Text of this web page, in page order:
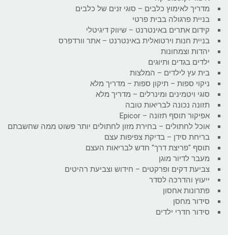
מדריך לאימוץ כלבים – סוגי זנים של כלבים
בניית פרגולה בבית פרטי
קידום אתרים באינטרנט – שיווק דיגיטלי
בניית חנות וירטואלית באינטרנט – אתר וורדפרס
יהדות וצמחונות
ילדים בגדים ותיוגים
בית עץ לילדים – המלצות
ניקוי ספות – תיקון ספות – מדריך מלא
סוגי ויטמינים ומינרלים – מדריך מלא
תזונה נכונה לבריאות טובה
אפיקור תוסף תזונה – Epicor
אוכל לחתולים – בחירת מזון לחתולים יותר פשוט ממה שחשבתם
בריחת סידן – בדיקת צפיפות עצם
תוסף "פריצת דרך" חדש לבריאות העצם
מעבר לדיור מוגן
צביעת דקים ופרקטים – חידוש וצביעת רהיטים
ייעוץ והדרכה לסדר
פתרונות אחסון
סידור מחסן
סידור חדרי ילדים